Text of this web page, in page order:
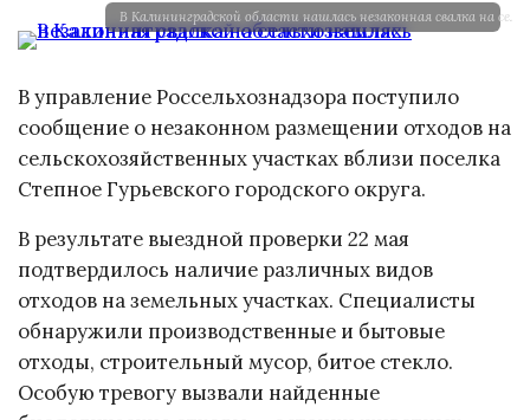
В Калининградской области нашлась незаконная свалка на
В управление Россельхознадзора поступило
сообщение о незаконном размещении отходов на
сельскохозяйственных участках вблизи поселка
Степное Гурьевского городского округа.
В результате выездной проверки 22 мая
подтвердилось наличие различных видов
отходов на земельных участках. Специалисты
обнаружили производственные и бытовые
отходы, строительный мусор, битое стекло.
Особую тревогу вызвали найденные